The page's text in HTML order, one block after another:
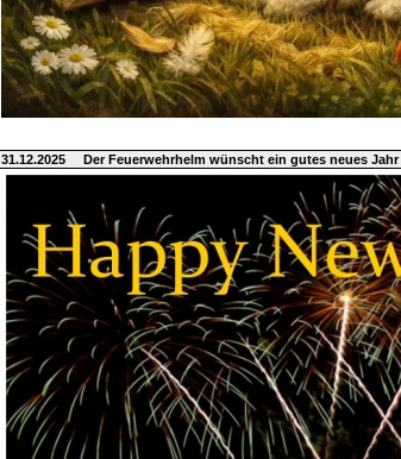
31.12.2025 Der Feuerwehrhelm wünscht ein gutes neues Jahr